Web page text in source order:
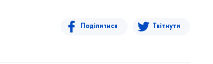
Поділитися Твітнути